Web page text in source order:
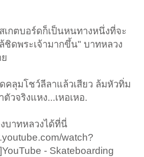
เกตบอร์ดก็เป็นหนทางหนึ่งที่จะ
ชิดพระเจ้ามากขึ้น" บาทหลวง
คลุมโชว์ลีลาแล้วเสียว ล้มหัวทิ่ม
ตัวจริงแหง...เหอเหอ.
บาทหลวงได้ที่นี่
watch?
- Skateboarding